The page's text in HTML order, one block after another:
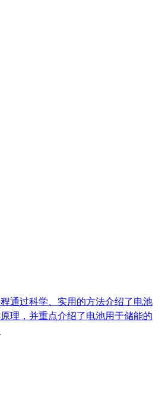
通过科学、实用的方法介绍了电池
理，并重点介绍了电池用于储能的